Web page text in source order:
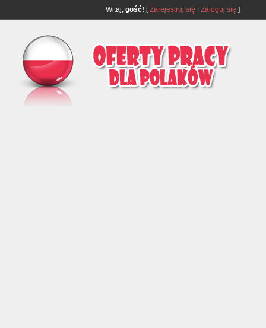
Witaj, gość! [Zarejestruj się Zaloguj się ]